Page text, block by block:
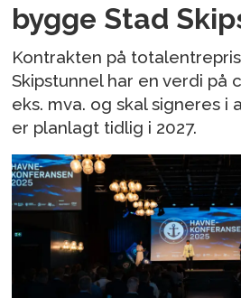
bygge Stad
Kontrakten på
Skipstunnel har en verdi på
eks. mva. og skal signeres i
er planlagt tidlig i 2027.